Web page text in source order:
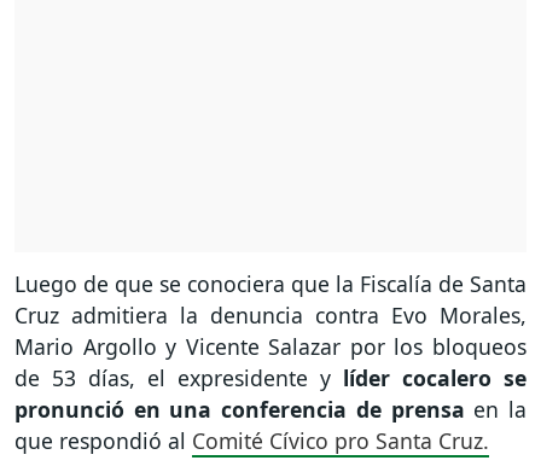
Luego de que se conociera que la Fiscalía de Santa
Cruz admitiera la denuncia contra Evo Morales,
Mario Argollo y Vicente Salazar por los bloqueos
de 53 días, el expresidente y líder cocalero se
pronunció en una conferencia de prensa en la
que respondió al Comité Cívico pro Santa Cruz.